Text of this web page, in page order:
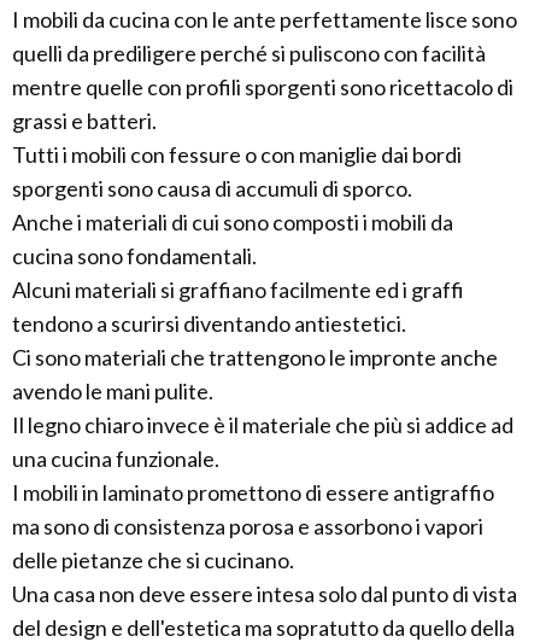
I mobili da cucina con le ante perfettamente lisce sono
quelli da prediligere perché si puliscono con facilità
mentre quelle con profili sporgenti sono ricettacolo di
grassi e batteri.
Tutti i mobili con fessure o con maniglie dai bordi
sporgenti sono causa di accumuli di sporco.
Anche i materiali di cui sono composti i mobili da
cucina sono fondamentali.
Alcuni materiali si graffiano facilmente ed i graffi
tendono a scurirsi diventando antiestetici.
Ci sono materiali che trattengono le impronte anche
avendo le mani pulite.
Il legno chiaro invece è il materiale che più si addice ad
una cucina funzionale.
I mobili in laminato promettono di essere antigraffio
ma sono di consistenza porosa e assorbono i vapori
delle pietanze che si cucinano.
Una casa non deve essere intesa solo dal punto di vista
del design e dell'estetica ma sopratutto da quello della